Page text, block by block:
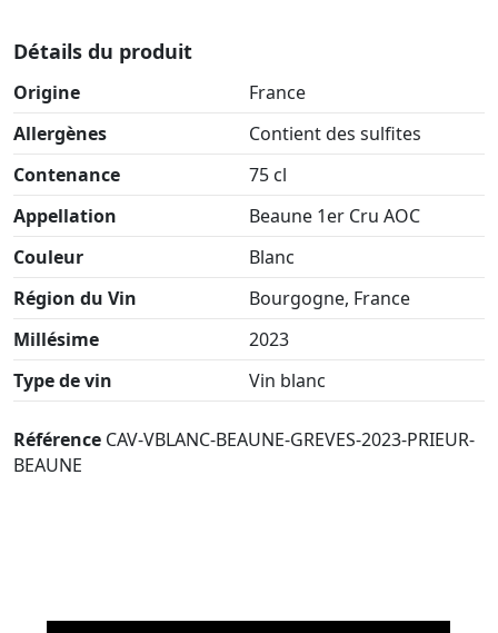
Détails du produit
Origine
France
Allergènes
Contient des sulfites
Contenance
75 cl
Appellation
Beaune 1er Cru AOC
Couleur
Blanc
Région du Vin
Bourgogne, France
Millésime
2023
Type de vin
Vin blanc
Référence CAV-VBLANC-BEAUNE-GREVES-2023-PRIEUR-
BEAUNE